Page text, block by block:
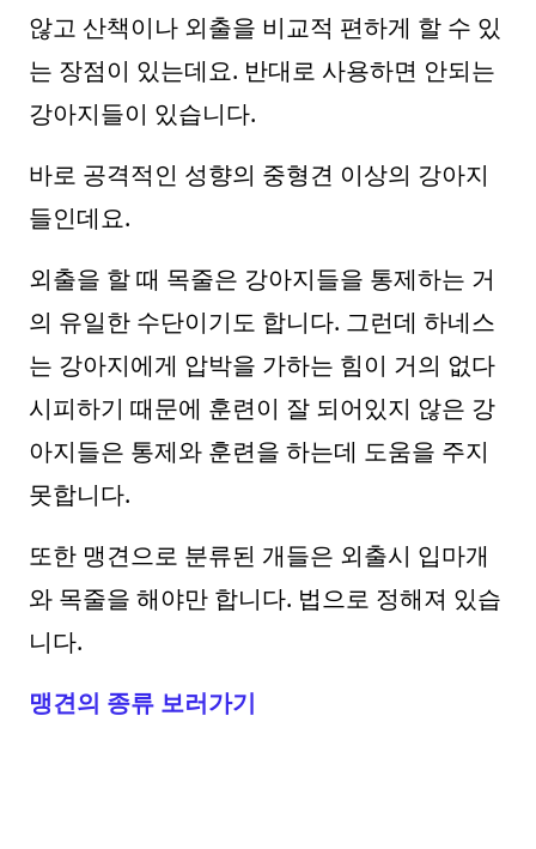
않고 산책이나 외출을 비교적 편하게 할 수 있
는 장점이 있는데요. 반대로 사용하면 안되는
강아지들이 있습니다.
바로 공격적인 성향의 중형견 이상의 강아지
들인데요.
외출을 할 때 목줄은 강아지들을 통제하는 거
의 유일한 수단이기도 합니다. 그런데 하네스
는 강아지에게 압박을 가하는 힘이 거의 없다
시피하기 때문에 훈련이 잘 되어있지 않은 강
아지들은 통제와 훈련을 하는데 도움을 주지
못합니다.
또한 맹견으로 분류된 개들은 외출시 입마개
와 목줄을 해야만 합니다. 법으로 정해져 있습
니다.
맹견의 종류 보러가기